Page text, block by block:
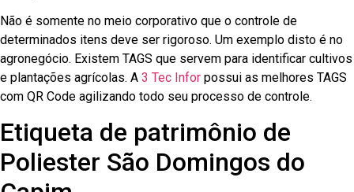
Não é somente no meio corporativo que o controle de
determinados itens deve ser rigoroso. Um exemplo disto é no
agronegócio. Existem TAGS que servem para identificar cultivos
e plantações agrícolas. A 3 Tec Infor possui as melhores TAGS
com QR Code agilizando todo seu processo de controle.
Etiqueta de patrimônio de
Poliester São Domingos do